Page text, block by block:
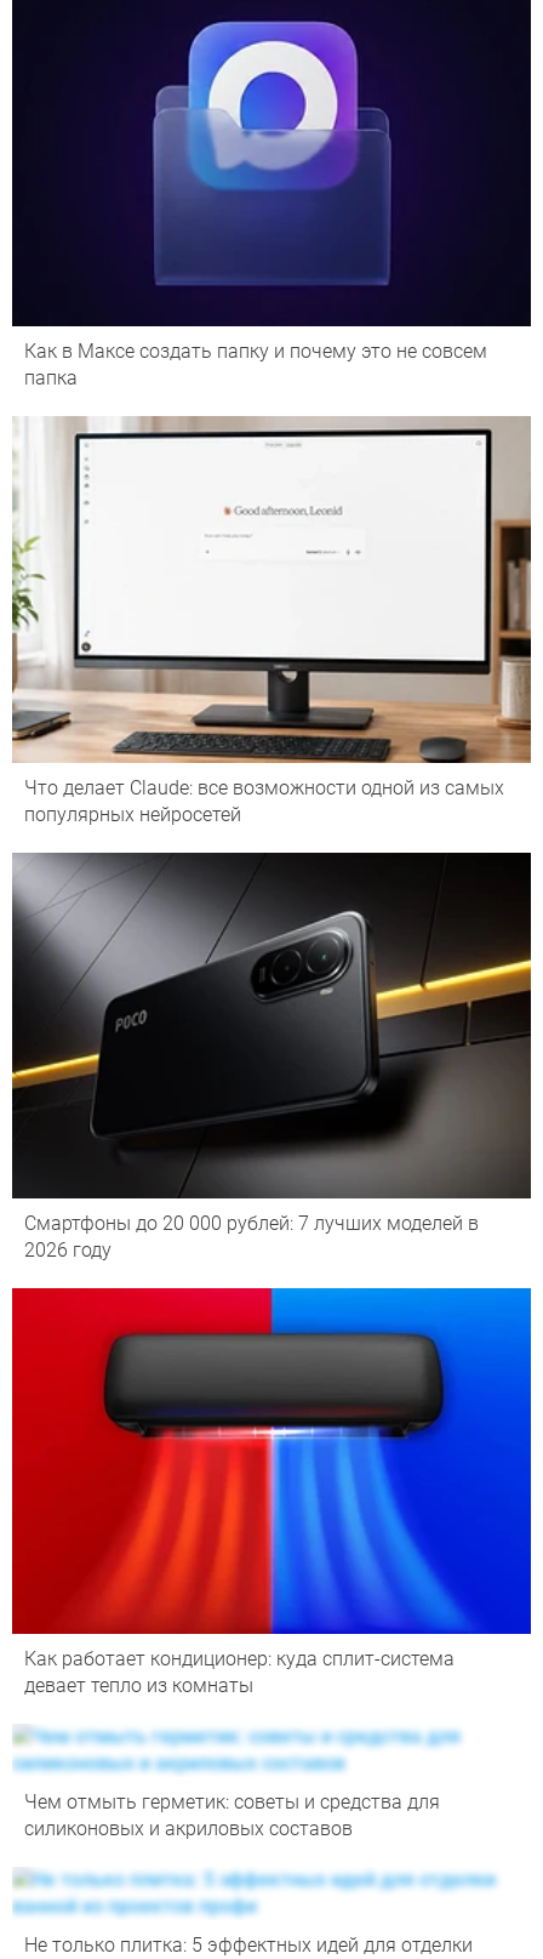
Как в Максе создать папку и почему это не совсем
папка
Что делает Сlaude: все возможности одной из самых
популярных нейросетей
Смартфоны до 20 000 рублей: 7 лучших моделей в
2026 году
Как работает кондиционер: куда сплит-система
девает тепло из комнаты
Чем отмыть герметик: советы и средства для
силиконовых и акриловых составов
Не только плитка: 5 эффектных идей для отделки